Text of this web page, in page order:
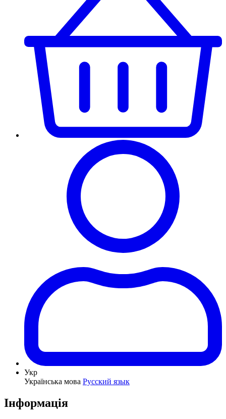
Укр
Українська мова Русский язык
Інформація